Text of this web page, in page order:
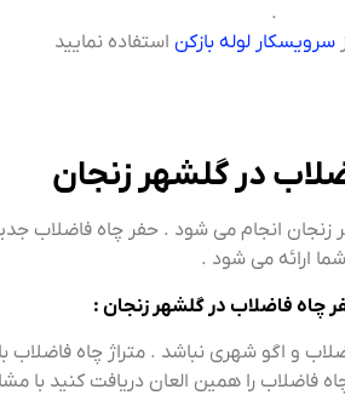
.
سرویسکار لوله بازکن استفاده نمایید
در گلشهر زنجان
زنجان انجام می شود . حفر چاه فاضلاب
شما ارائه می شود .
و اگو شهری نباشد . متراژ چاه فاضلاب
فاضلاب را همین العان دریافت کنید با